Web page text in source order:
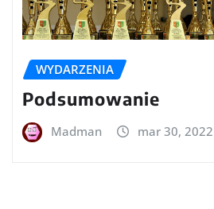
WYDARZENIA
Podsumowanie
Madman mar 30, 2022